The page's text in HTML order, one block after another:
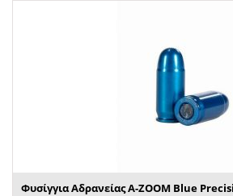
Φυσίγγια Αδρανείας A-ZOOM Blue